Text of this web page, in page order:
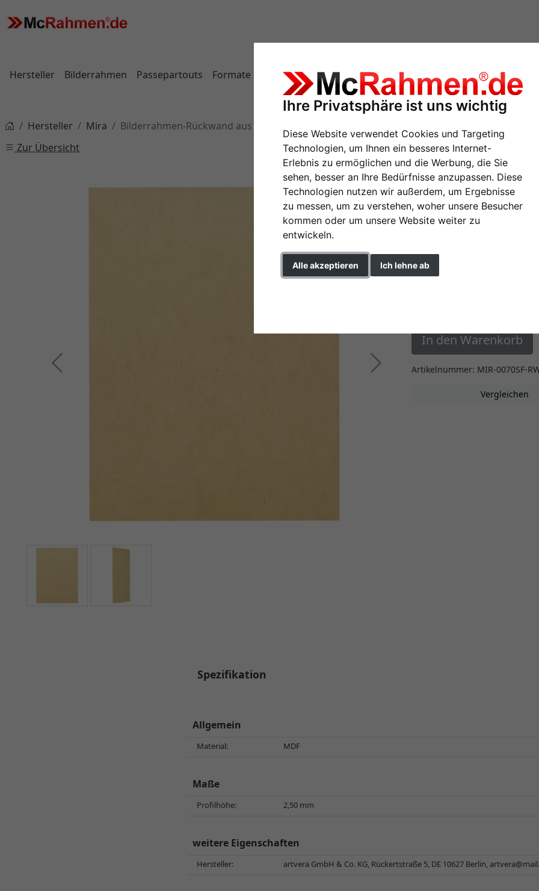
Ihre Privatsphäre ist uns wichtig
Diese Website verwendet Cookies und Targeting
Technologien, um Ihnen ein besseres Internet-
Erlebnis zu ermöglichen und die Werbung, die Sie
sehen, besser an Ihre Bedürfnisse anzupassen. Diese
Technologien nutzen wir außerdem, um Ergebnisse
zu messen, um zu verstehen, woher unsere Besucher
kommen oder um unsere Website weiter zu
entwickeln.
Alle akzeptieren Ich lehne ab
Hersteller Bilderrahmen Passepartouts Formate
Hersteller Mira
Bilderrahmen-Rückwand aus MDF - Maßanfertigung
Zur Übersicht
Zurück Weiter
Bilderrahmen-
» zur Maßanfertigung
In den Warenkorb
Artikelnummer: MIR-0070SF-
Vergleichen
Spezifikation
Allgemein
Material: MDF
Maße
Profilhöhe: 2,50 mm
weitere Eigenschaften
Hersteller: artvera GmbH & Co. KG, Rückertstraße 5, DE 10627 Berlin,